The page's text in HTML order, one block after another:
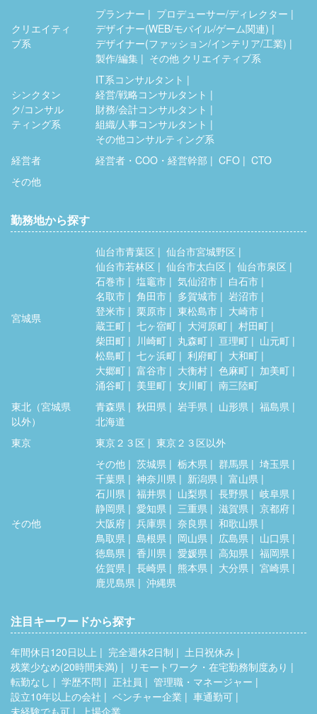
クリエイティ
ブ系
プランナー
プロデューサー/ディレクター
デザイナー(WEB/モバイル/ゲーム関連)
デザイナー(ファッション/インテリア/工業)
製作/編集
その他 クリエイティブ系
シンクタン
ク/コンサル
ティング系
IT系コンサルタント
経営/戦略コンサルタント
財務/会計コンサルタント
組織/人事コンサルタント
その他コンサルティング系
経営者
経営者・COO・経営幹部 CFO
CTO
その他
勤務地から探す
宮城県
仙台市青葉区
仙台市宮城野区
仙台市若林区
仙台市太白区
仙台市泉区
石巻市
塩竈市 気仙沼市
白石市
名取市
角田市 多賀城市
岩沼市
登米市
栗原市 東松島市
大崎市
蔵王町
七ヶ宿町 大河原町
村田町
柴田町
川崎町 丸森町 亘理町
山元町
松島町
七ヶ浜町 利府町
大和町
大郷町
富谷市 大衡村 色麻町
加美町
涌谷町
美里町 女川町
南三陸町
東北（宮城県
以外）
青森県 秋田県 岩手県 山形県
福島県
北海道
東京
東京２３区 東京２３区以外
その他
その他 茨城県 栃木県 群馬県
埼玉県
千葉県
神奈川県 新潟県
富山県
石川県
福井県 山梨県 長野県
岐阜県
静岡県
愛知県 三重県 滋賀県
京都府
大阪府
兵庫県 奈良県
和歌山県
鳥取県
島根県 岡山県 広島県
山口県
徳島県
香川県 愛媛県 高知県
福岡県
佐賀県
長崎県 熊本県 大分県
宮崎県
鹿児島県
沖縄県
注目キーワードから探す
年間休日120日以上 完全週休2日制
土日祝休み
残業少なめ(20時間未満)
リモートワーク・在宅勤務制度あり
転勤なし
学歴不問 正社員
管理職・マネージャー
設立10年以上の会社
ベンチャー企業
車通勤可
未経験でも可
上場企業